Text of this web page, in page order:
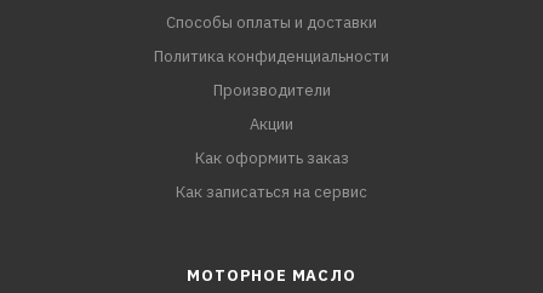
Способы оплаты и доставки
Политика конфиденциальности
Производители
Акции
Как оформить заказ
Как записаться на сервис
МОТОРНОЕ МАСЛО